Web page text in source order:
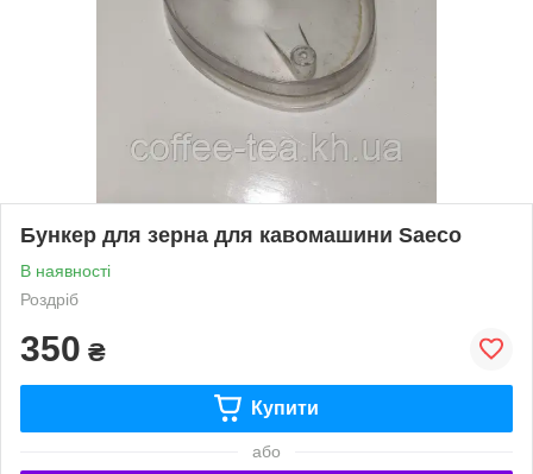
Бункер для зерна для кавомашини Saeco
В наявності
Роздріб
350 ₴
Купити
або